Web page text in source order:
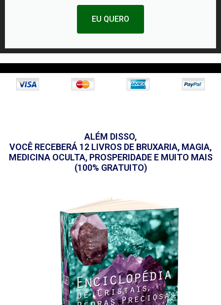
EU QUERO
ALÉM DISSO,
VOCÊ RECEBERÁ 12 LIVROS DE BRUXARIA, MAGIA,
MEDICINA OCULTA, PROSPERIDADE E MUITO MAIS
(100% GRATUITO)